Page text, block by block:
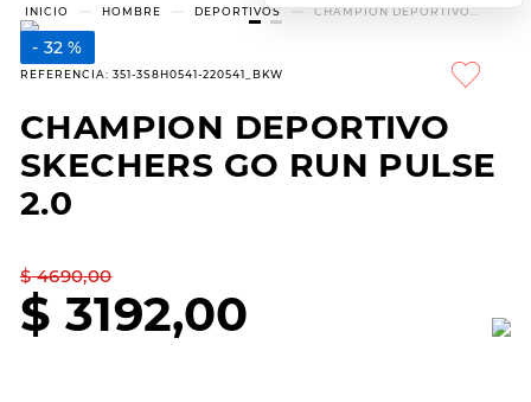
HOMBRE DEPORTIVOS
CHAMPION DEPORTIVO
32 %
REFERENCIA: 351-3S8H0541-220541_BKW
CHAMPION DEPORTIVO
SKECHERS GO RUN PULSE
2.0
$ 4690,00
$ 3192,00
TÉRMINOS MÁS
BUSCADOS
1
skechers slip-ins